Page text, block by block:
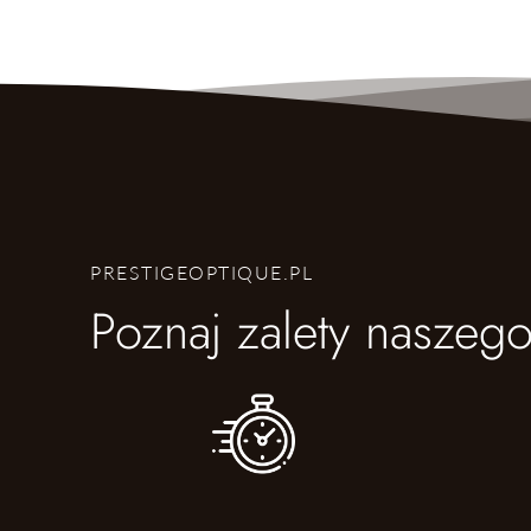
PRESTIGEOPTIQUE.PL
Poznaj zalety